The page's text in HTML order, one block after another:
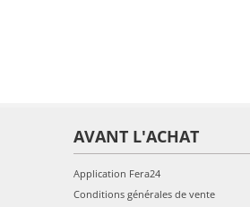
AVANT L'ACHAT
Application Fera24
Conditions générales de vente